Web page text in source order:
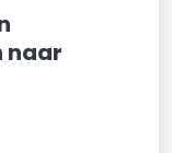
naar